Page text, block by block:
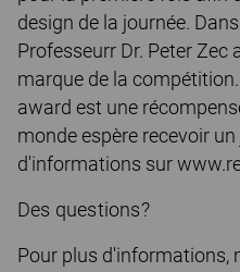
design de la journée.
Professeurr Dr. Peter Zec
marque de la
award est une
monde espère recevoir un
d'informations sur
Des questions?
Pour plus d'informations,